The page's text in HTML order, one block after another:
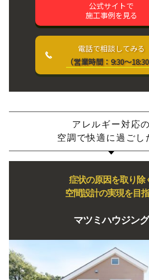
公式サイトで
施工事例を見る
電話で相談してみる
（営業時間：9:30～18:30
アレルギー対応の
空調で快適に過ごし
症状の原因を取り除
空間設計の実現を目
マツミハウジング